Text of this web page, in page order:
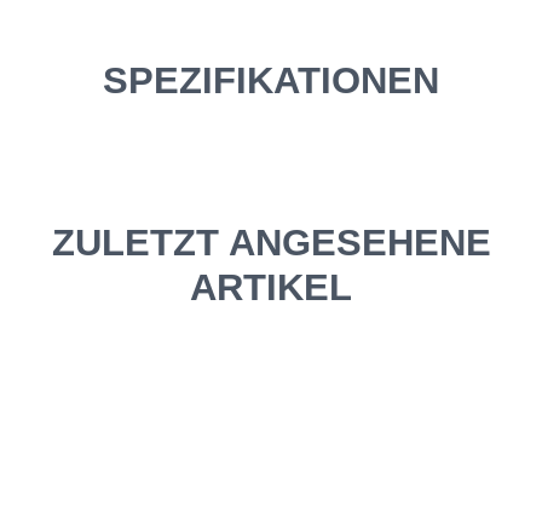
SPEZIFIKATIONEN
ZULETZT ANGESEHENE
ARTIKEL